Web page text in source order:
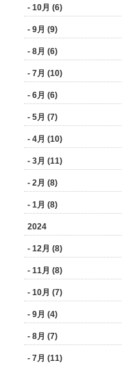
- 10月 (6)
- 9月 (9)
- 8月 (6)
- 7月 (10)
- 6月 (6)
- 5月 (7)
- 4月 (10)
- 3月 (11)
- 2月 (8)
- 1月 (8)
2024
- 12月 (8)
- 11月 (8)
- 10月 (7)
- 9月 (4)
- 8月 (7)
- 7月 (11)